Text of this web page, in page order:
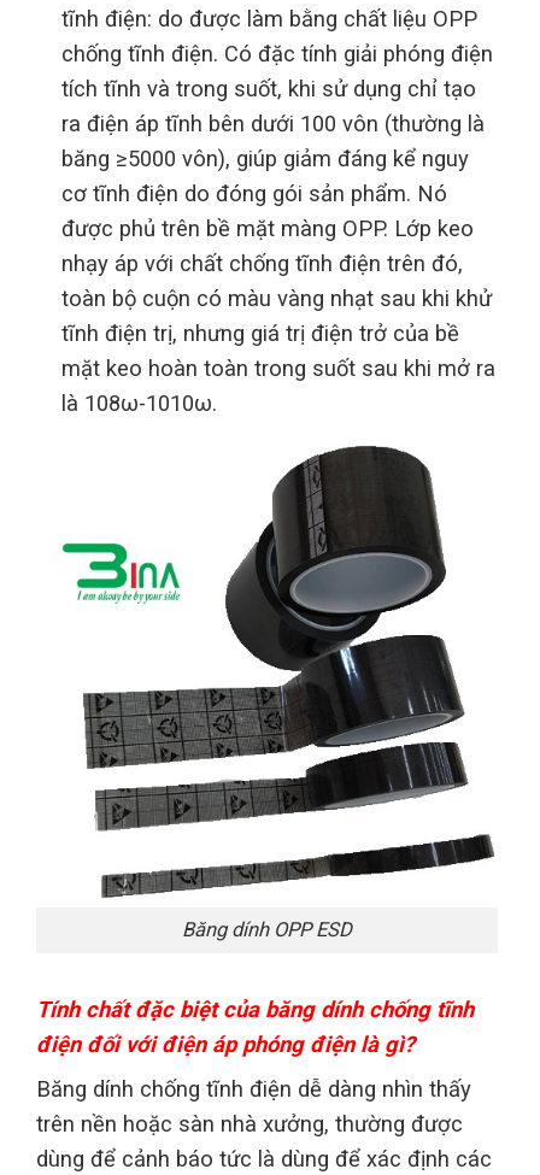
tĩnh điện: do được làm bằng chất liệu OPP
chống tĩnh điện. Có đặc tính giải phóng điện
tích tĩnh và trong suốt, khi sử dụng chỉ tạo
ra điện áp tĩnh bên dưới 100 vôn (thường là
băng ≥5000 vôn), giúp giảm đáng kể nguy
cơ tĩnh điện do đóng gói sản phẩm. Nó
được phủ trên bề mặt màng OPP. Lớp keo
nhạy áp với chất chống tĩnh điện trên đó,
toàn bộ cuộn có màu vàng nhạt sau khi khử
tĩnh điện trị, nhưng giá trị điện trở của bề
mặt keo hoàn toàn trong suốt sau khi mở ra
là 108ω-1010ω.
Băng dính OPP ESD
Tính chất đặc biệt của băng dính chống tĩnh
điện đối với điện áp phóng điện là gì?
Băng dính chống tĩnh điện dễ dàng nhìn thấy
trên nền hoặc sàn nhà xưởng, thường được
dùng để cảnh báo tức là dùng để xác định các